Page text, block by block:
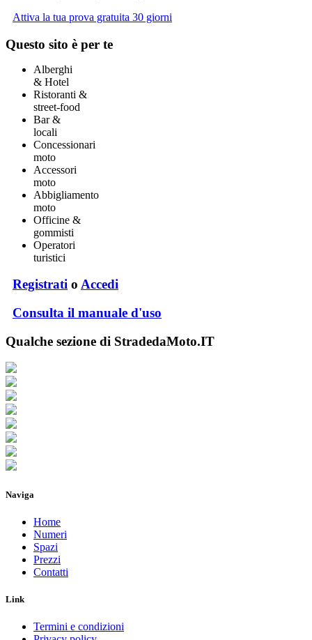
Attiva la tua prova gratuita 30 giorni
Questo sito è per te
Alberghi
& Hotel
Ristoranti &
street-food
Bar &
locali
Concessionari
moto
Accessori
moto
Abbigliamento
moto
Officine &
gommisti
Operatori
turistici
Registrati o Accedi
Consulta il manuale d'uso
Qualche sezione di StradedaMoto.IT
Naviga
Home
Numeri
Spazi
Prezzi
Contatti
Link
Termini e condizioni